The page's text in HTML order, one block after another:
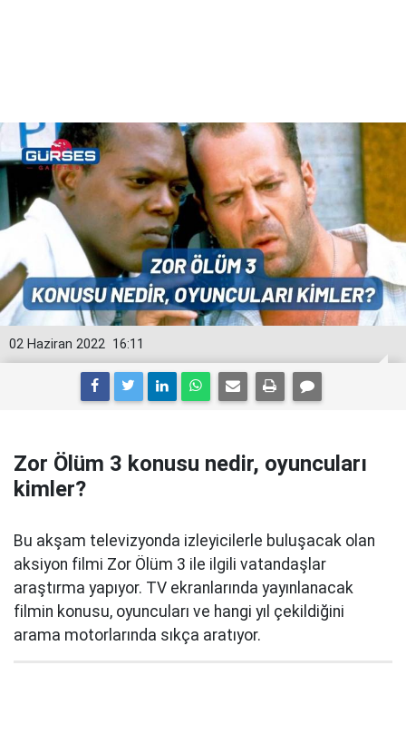
16:11
02 Haziran 2022
Zor Ölüm 3 konusu nedir, oyuncuları
kimler?
Bu akşam televizyonda izleyicilerle buluşacak olan
aksiyon filmi Zor Ölüm 3 ile ilgili vatandaşlar
araştırma yapıyor. TV ekranlarında yayınlanacak
filmin konusu, oyuncuları ve hangi yıl çekildiğini
arama motorlarında sıkça aratıyor.